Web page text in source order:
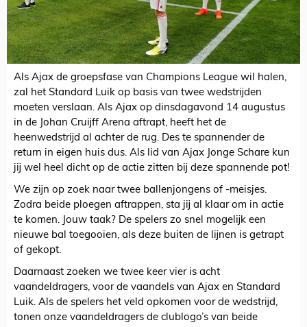
Als Ajax de groepsfase van Champions League wil halen,
zal het Standard Luik op basis van twee wedstrijden
moeten verslaan. Als Ajax op dinsdagavond 14 augustus
in de Johan Cruijff Arena aftrapt, heeft het de
heenwedstrijd al achter de rug. Des te spannender de
return in eigen huis dus. Als lid van Ajax Jonge Schare kun
jij wel heel dicht op de actie zitten bij deze spannende pot!
We zijn op zoek naar twee ballenjongens of -meisjes.
Zodra beide ploegen aftrappen, sta jij al klaar om in actie
te komen. Jouw taak? De spelers zo snel mogelijk een
nieuwe bal toegooien, als deze buiten de lijnen is getrapt
of gekopt.
Daarnaast zoeken we twee keer vier is acht
vaandeldragers, voor de vaandels van Ajax en Standard
Luik. Als de spelers het veld opkomen voor de wedstrijd,
tonen onze vaandeldragers de clublogo’s van beide